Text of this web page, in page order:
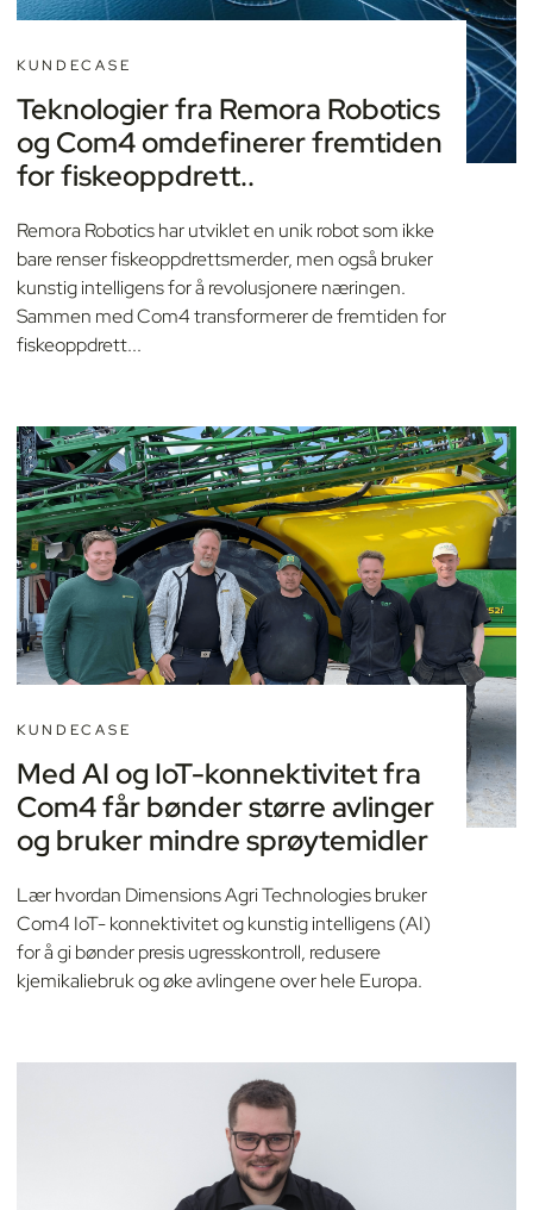
KUNDECASE
Teknologier fra Remora Robotics
og Com4 omdefinerer fremtiden
for fiskeoppdrett..
Remora Robotics har utviklet en unik robot som ikke
bare renser fiskeoppdrettsmerder, men også bruker
kunstig intelligens for å revolusjonere næringen.
Sammen med Com4 transformerer de fremtiden for
fiskeoppdrett...
KUNDECASE
Med AI og IoT-konnektivitet fra
Com4 får bønder større avlinger
og bruker mindre sprøytemidler
Lær hvordan Dimensions Agri Technologies bruker
Com4 IoT- konnektivitet og kunstig intelligens (AI)
for å gi bønder presis ugresskontroll, redusere
kjemikaliebruk og øke avlingene over hele Europa.